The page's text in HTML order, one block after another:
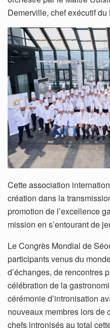
Demerville, chef exécutif
Cette association
création dans la
promotion de l’excellence
mission en s’entourant de
Le Congrès Mondial de
participants venus du
d’échanges, de rencontres
célébration de la
cérémonie d’intronisation
nouveaux membres lors de
chefs intronisés au total